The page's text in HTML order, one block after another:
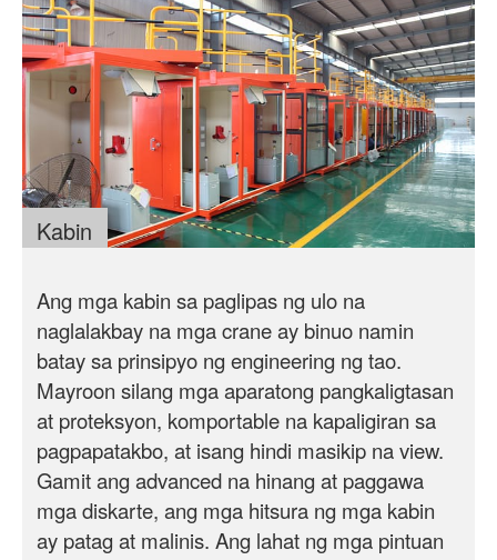
Kabin
Ang mga kabin sa paglipas ng ulo na
naglalakbay na mga crane ay binuo namin
batay sa prinsipyo ng engineering ng tao.
Mayroon silang mga aparatong pangkaligtasan
at proteksyon, komportable na kapaligiran sa
pagpapatakbo, at isang hindi masikip na view.
Gamit ang advanced na hinang at paggawa
mga diskarte, ang mga hitsura ng mga kabin
ay patag at malinis. Ang lahat ng mga pintuan